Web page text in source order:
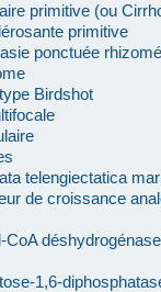
primitive (ou
primitive
ponctuée
Birdshot
telengiectatica
de croissance
CoA
1,6-